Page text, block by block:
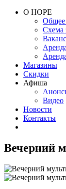
О НОРЕ
Общее
Схема
Магазины
Скидки
Афиша
Видео
Новости
Контакты
Вечерний